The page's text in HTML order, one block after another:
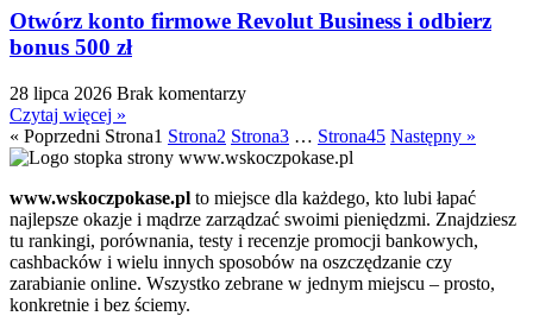
Otwórz konto firmowe Revolut Business i odbierz
bonus 500 zł
28 lipca 2026 Brak komentarzy
Czytaj więcej »
« Poprzedni Strona1 Strona2 Strona3 … Strona45 Następny »
www.wskoczpokase.pl to miejsce dla każdego, kto lubi łapać
najlepsze okazje i mądrze zarządzać swoimi pieniędzmi. Znajdziesz
tu rankingi, porównania, testy i recenzje promocji bankowych,
cashbacków i wielu innych sposobów na oszczędzanie czy
zarabianie online. Wszystko zebrane w jednym miejscu – prosto,
konkretnie i bez ściemy.